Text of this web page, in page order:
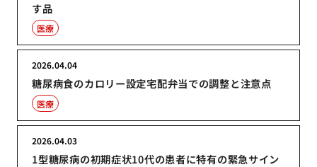
す品
医療
糖尿病食のカロリー設定宅配弁当での調整と注意点
2026.04.04
医療
1型糖尿病の初期症状10代の患者に特有の緊急サイン
2026.04.03